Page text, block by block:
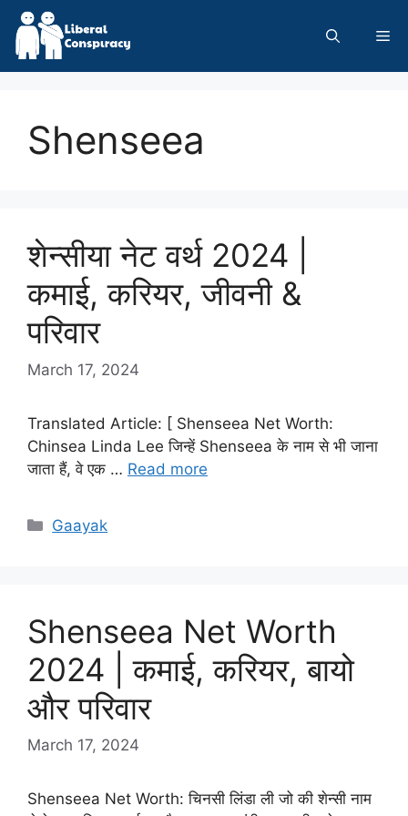
Skip
content
Shenseea
शेन्सीया नेट वर्थ 2024 |
कमाई, करियर, जीवनी &
परिवार
March 17, 2024
Translated Article: [ Shenseea Net Worth:
Chinsea Linda Lee जिन्हें Shenseea के नाम से भी जाना
जाता हैं, वे एक … Read more
Categories
Gaayak
Shenseea Net Worth
2024 | कमाई, करियर, बायो
और परिवार
March 17, 2024
Shenseea Net Worth: चिनसी लिंडा ली जो की शेन्सी नाम